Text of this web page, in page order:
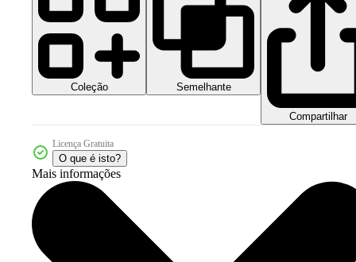
Coleção Semelhante
Compartilhar
Licença Gratuita
O que é isto?
Mais informações